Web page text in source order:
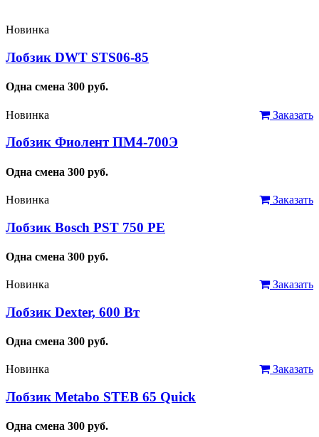
Новинка
Лобзик DWT STS06-85
Одна смена 300 руб.
Заказать
Новинка
Лобзик Фиолент ПМ4-700Э
Одна смена 300 руб.
Заказать
Новинка
Лобзик Bosch PST 750 PE
Одна смена 300 руб.
Заказать
Новинка
Лобзик Dexter, 600 Вт
Одна смена 300 руб.
Заказать
Новинка
Лобзик Metabo STEB 65 Quick
Одна смена 300 руб.